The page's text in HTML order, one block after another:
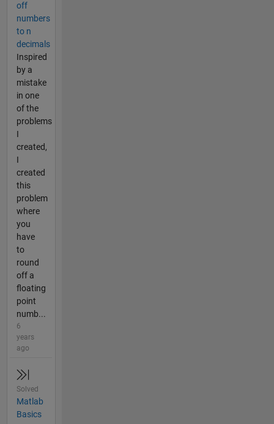
off
numbers
to n
decimals
Inspired
by a
mistake
in one
of the
problems
I
created,
I
created
this
problem
where
you
have
to
round
off a
floating
point
numb...
6
years
ago
Solved
Matlab
Basics